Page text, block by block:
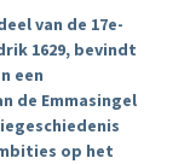
van de 17e-
1629, bevindt
een
de Emmasingel
op het